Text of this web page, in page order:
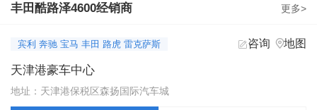
丰田酷路泽4600经销商 更多>
宾利 奔驰 宝马 丰田 路虎 雷克萨斯 咨询 地图
天津港豪车中心
地址：天津港保税区森扬国际汽车城